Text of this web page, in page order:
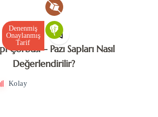
Denenmiş
Onaylanmış
Tarif
Çorbası – Pazı Sapları Nasıl
Değerlendirilir?
Kolay